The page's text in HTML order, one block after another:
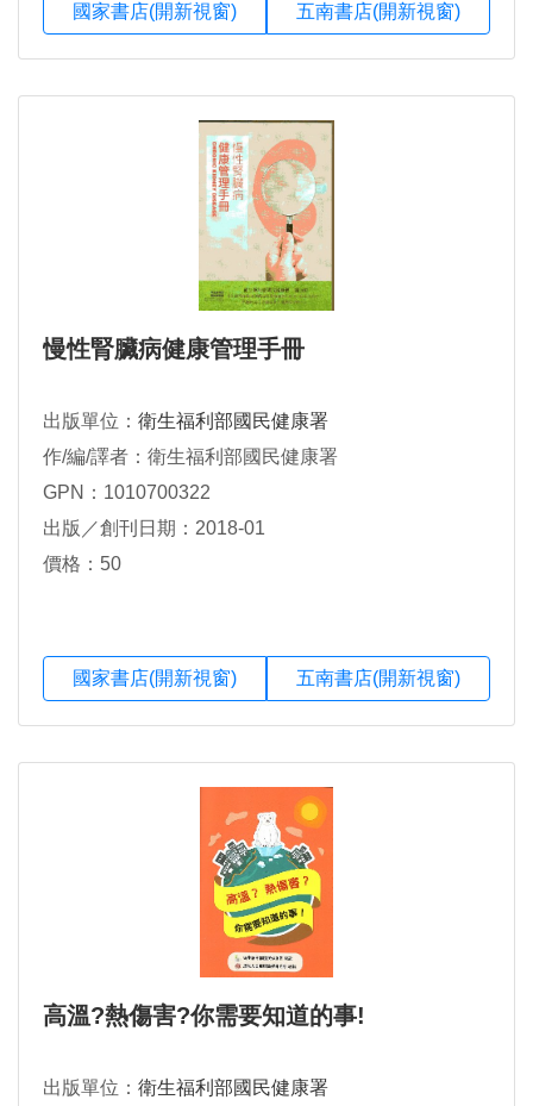
國家書店(開新視窗) 五南書店(開新視窗)
慢性腎臟病健康管理手冊
出版單位： 衛生福利部國民健康署
作/編/譯者：衛生福利部國民健康署
GPN：1010700322
出版／創刊日期：2018-01
價格：50
國家書店(開新視窗) 五南書店(開新視窗)
高溫?熱傷害?你需要知道的事!
出版單位： 衛生福利部國民健康署